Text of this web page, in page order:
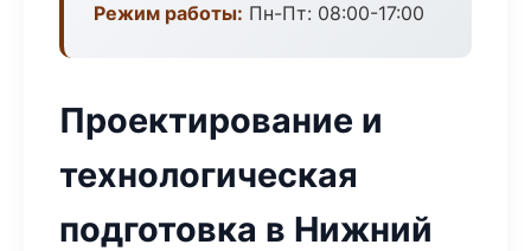
Режим работы: Пн-Пт: 08:00-17:00
Проектирование и
технологическая
подготовка в Нижний